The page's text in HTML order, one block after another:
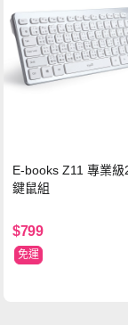
E-books Z11 專業級
鍵鼠組
$799
免運